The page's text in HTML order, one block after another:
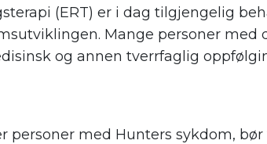
(ERT) er i dag tilgjengelig
Mange personer med
og annen tverrfaglig
personer med Hunters sykdom,